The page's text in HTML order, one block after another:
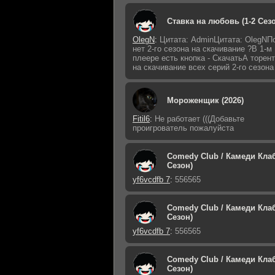
Ставка на любовь (1-2
OlegN: Цитата: AdminЦитата:
нет 2-го сезона на скачивание ?В 1-м
плеере есть кнопка - СкачатьА
на скачивание всех серий 2-го
Мороженщик (2026)
Fitil6: Не работает (((Добавьте
проигрователь пожалуйста
Comedy Club / Камеди
Сезон)
yf6vcdfb 7: 556565
Comedy Club / Камеди
Сезон)
yf6vcdfb 7: 556565
Comedy Club / Камеди
Сезон)